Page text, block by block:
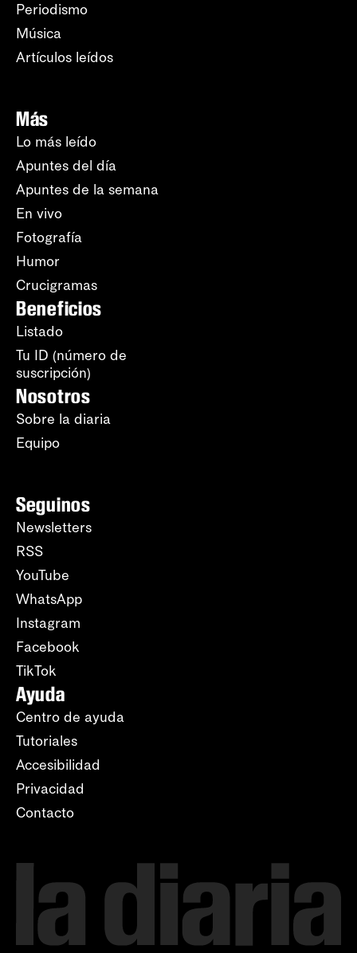
Periodismo
Música
Artículos leídos
Más
Lo más leído
Apuntes del día
Apuntes de la semana
En vivo
Fotografía
Humor
Crucigramas
Beneficios
Listado
Tu ID (número de
suscripción)
Nosotros
Sobre la diaria
Equipo
Seguinos
Newsletters
RSS
YouTube
WhatsApp
Instagram
Facebook
TikTok
Ayuda
Centro de ayuda
Tutoriales
Accesibilidad
Privacidad
Contacto